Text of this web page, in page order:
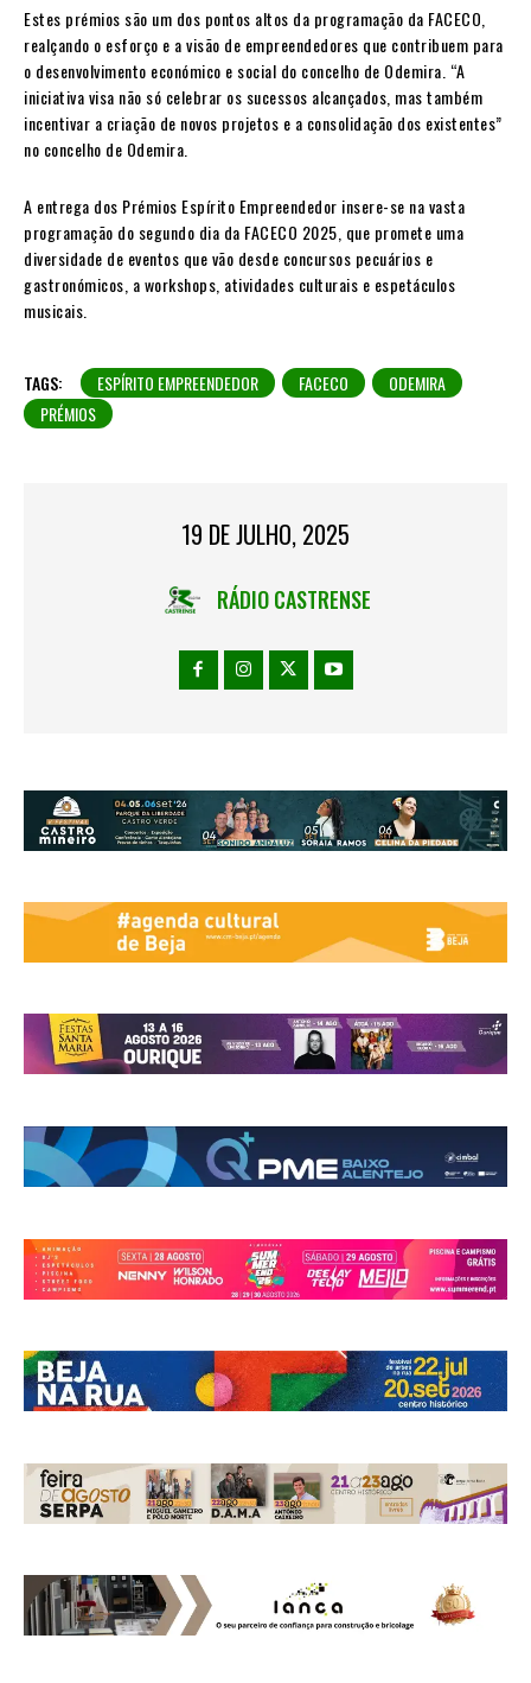
Estes prémios são um dos pontos altos da programação da FACECO,
realçando o esforço e a visão de empreendedores que contribuem para
o desenvolvimento económico e social do concelho de Odemira. “A
iniciativa visa não só celebrar os sucessos alcançados, mas também
incentivar a criação de novos projetos e a consolidação dos existentes”
no concelho de Odemira.
A entrega dos Prémios Espírito Empreendedor insere-se na vasta
programação do segundo dia da FACECO 2025, que promete uma
diversidade de eventos que vão desde concursos pecuários e
gastronómicos, a workshops, atividades culturais e espetáculos
musicais.
TAGS: ESPÍRITO EMPREENDEDOR FACECO
ODEMIRA
PRÉMIOS
19 DE JULHO, 2025
RÁDIO CASTRENSE